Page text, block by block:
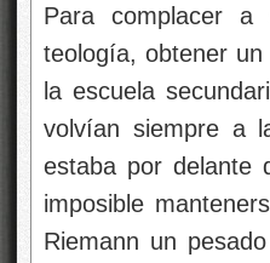
Para complacer a
teología, obtener
la escuela
volvían siempre a
estaba por delante
imposible
Riemann un